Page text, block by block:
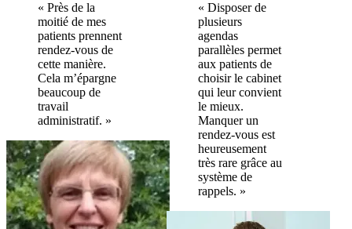
« Près de la
moitié de mes
patients prennent
rendez-vous de
cette manière.
Cela m’épargne
beaucoup de
travail
administratif. »
« Disposer de
plusieurs
agendas
parallèles permet
aux patients de
choisir le cabinet
qui leur convient
le mieux.
Manquer un
rendez-vous est
heureusement
très rare grâce au
système de
rappels. »